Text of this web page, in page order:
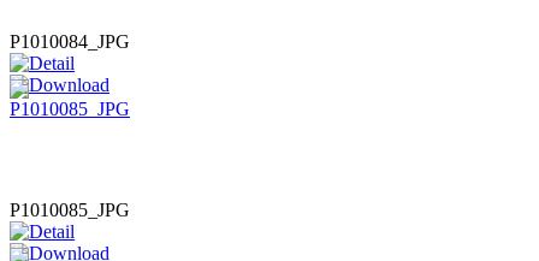
P1010084_JPG
P1010085_JPG